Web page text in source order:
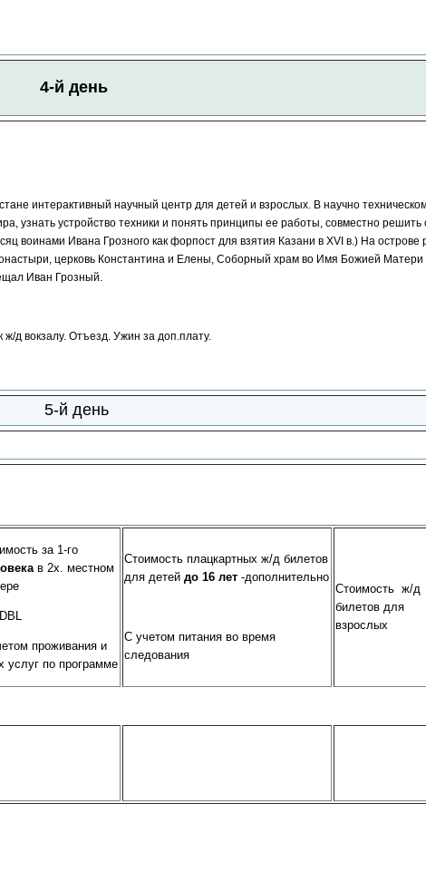
4-й день
интерактивный научный центр для детей и взрослых. В научно
узнать устройство техники и понять принципы ее работы, совместно
воинами Ивана Грозного как форпост для взятия Казани в ХVI в.) На острове
церковь Константина и Елены, Соборный храм во Имя Божией
Иван Грозный.
д вокзалу. Отъезд. Ужин за доп.плату.
5-й день
за 1-го
в 2х. местном
проживания и
услуг по программе
Стоимость плацкартных ж/д билетов
для детей до 16 лет -дополнительно
С учетом питания во время
следования
Стоимость ж/д
билетов для
взрослых